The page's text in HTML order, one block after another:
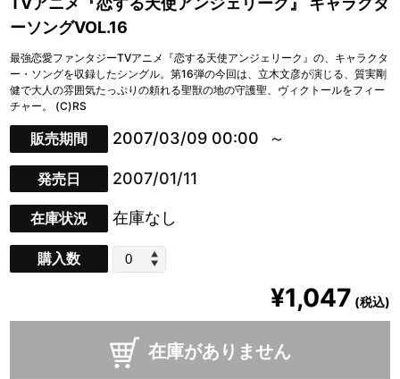
ーソングVOL.16
最強恋愛ファンタジーTVアニメ『恋する天使アンジェリーク』の、キャラクタ
ー・ソングを収録したシングル。第16弾の今回は、立木文彦が演じる、質実剛
健で大人の雰囲気たっぷりの頼れる聖獣の地の守護聖、ヴィクトールをフィー
チャー。 (C)RS
販売期間 2007/03/09 00:00
発売日 2007/01/11
在庫状況 在庫なし
購入数
¥1,047 (税込)
在庫がありません